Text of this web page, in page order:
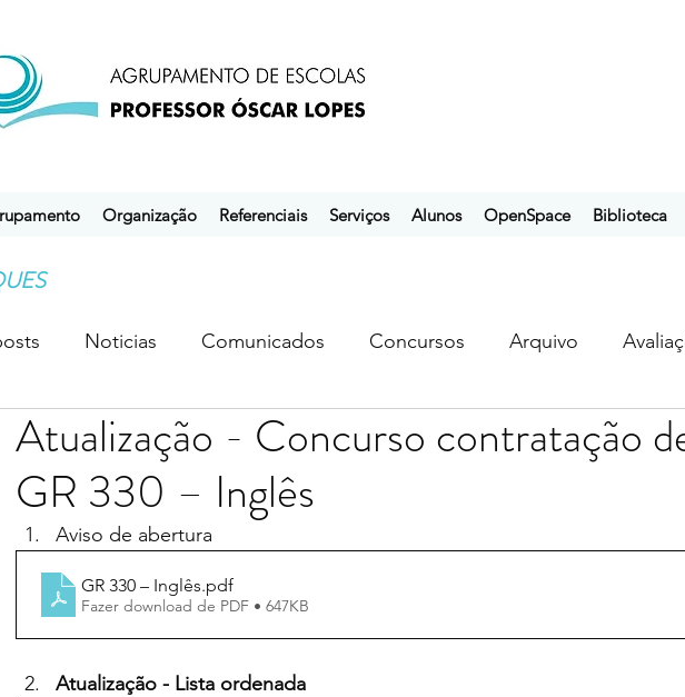
Organização Referenciais Serviços Alunos OpenSpace Biblioteca
Noticias Comunicados Concursos Arquivo
Escolar Clubes ebem ebpol ubuntu
Atualização - Concurso contratação
GR 330 – Inglês
Aviso de abertura
GR 330 – Inglês.pdf
Fazer download de PDF • 647KB
Atualização - Lista ordenada